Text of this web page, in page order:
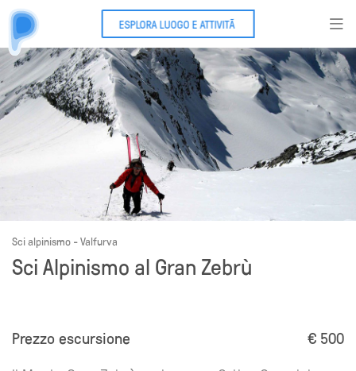
Sci alpinismo - Valfurva
Sci Alpinismo al Gran Zebrù
Prezzo escursione € 500
ESPLORA LUOGO E ATTIVITÃ